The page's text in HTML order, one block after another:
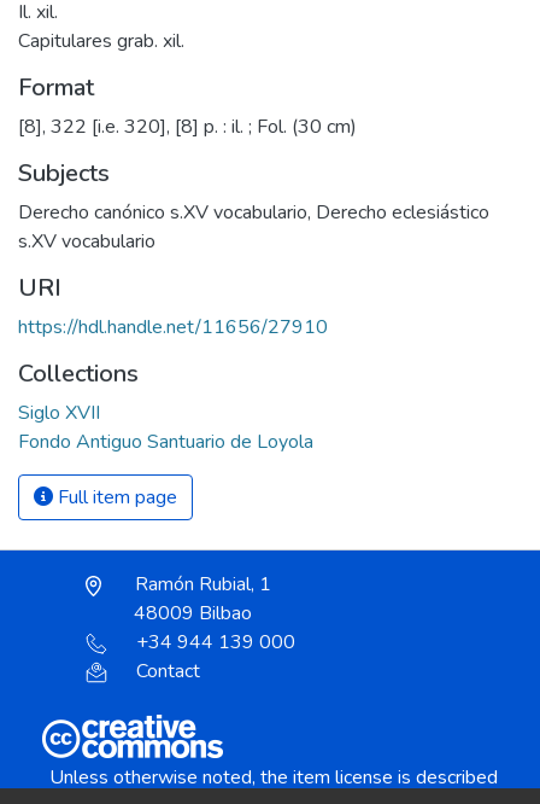
Il. xil.
Capitulares grab. xil.
Format
[8], 322 [i.e. 320], [8] p. : il. ; Fol. (30 cm)
Subjects
Derecho canónico s.XV vocabulario, Derecho eclesiástico
s.XV vocabulario
URI
https://hdl.handle.net/11656/27910
Collections
Siglo XVII
Fondo Antiguo Santuario de Loyola
Full item page
Ramón Rubial, 1
48009 Bilbao
+34 944 139 000
Contact
Unless otherwise noted, the item license is described